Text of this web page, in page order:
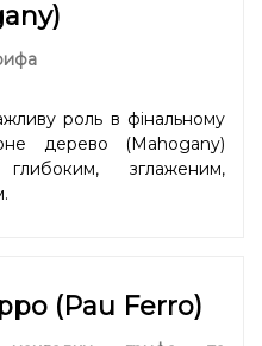
роль в фінальному
дерево (Mahogany)
зглаженим,
(Pau Ferro)